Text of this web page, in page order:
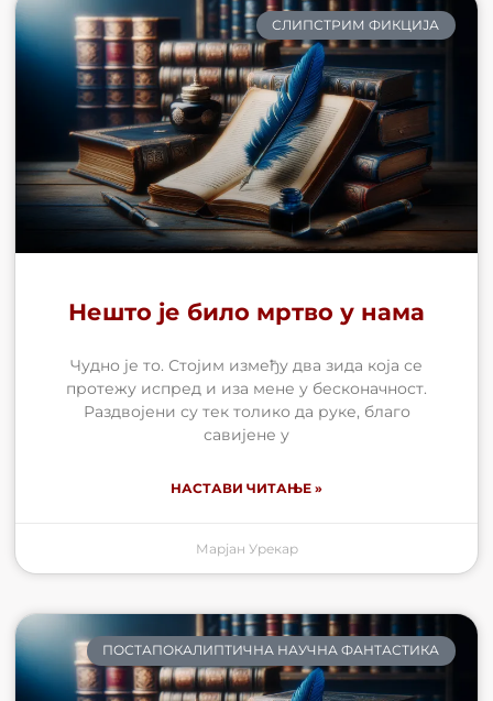
СЛИПСТРИМ ФИКЦИЈА
Нешто је било мртво у нама
Чудно је то. Стојим између два зида која се
протежу испред и иза мене у бесконачност.
Раздвојени су тек толико да руке, благо
савијене у
НАСТАВИ ЧИТАЊЕ »
Марјан Урекар
ПОСТАПОКАЛИПТИЧНА НАУЧНА ФАНТАСТИКА